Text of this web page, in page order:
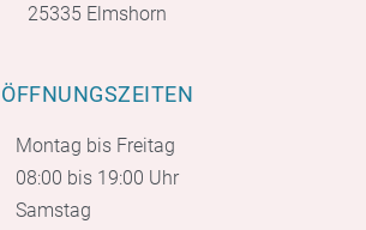
25335 Elmshorn
ÖFFNUNGSZEITEN
Montag bis Freitag
08:00 bis 19:00 Uhr
Samstag